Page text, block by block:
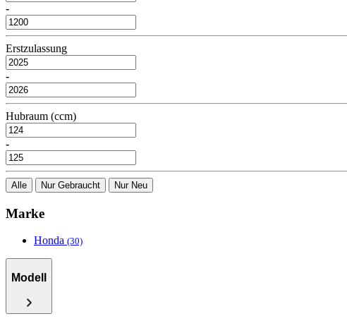
-
Erstzulassung
-
Hubraum (ccm)
-
Alle Nur Gebraucht Nur Neu
Marke
Honda (30)
Modell